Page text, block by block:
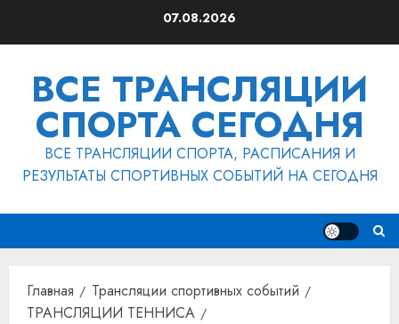
07.08.2026
ВСЕ ТРАНСЛЯЦИИ
СПОРТА СЕГОДНЯ
ВСЕ ТРАНСЛЯЦИИ СПОРТА, РАСПИСАНИЯ И
РЕЗУЛЬТАТЫ СПОРТИВНЫХ СОБЫТИЙ НА СЕГОДНЯ
Главная
Трансляции спортивных событий
ТРАНСЛЯЦИИ ТЕННИСА